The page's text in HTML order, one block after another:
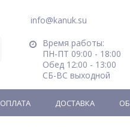
info@kanuk.su
Время работы:
ПН-ПТ 09:00 - 18:00
Обед 12:00 - 13:00
СБ-ВС выходной
ОПЛАТА ДОСТАВКА